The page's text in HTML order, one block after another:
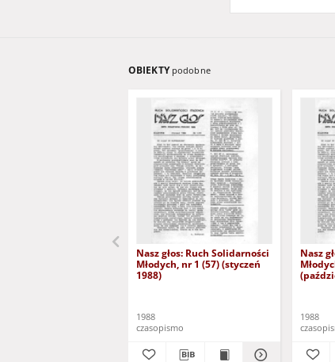
OBIEKTY podobne
Nasz głos: Ruch Solidarności
Młodych, nr 1 (57) (styczeń
1988)
1988
czasopismo
Nasz
1988